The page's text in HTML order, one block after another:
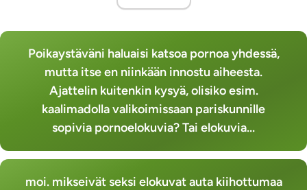
Poikaystäväni haluaisi katsoa pornoa yhdessä,
mutta itse en niinkään innostu aiheesta.
Ajattelin kuitenkin kysyä, olisiko esim.
kaalimadolla valikoimissaan pariskunnille
sopivia pornoelokuvia? Tai elokuvia...
moi. mikseivät seksi elokuvat auta kiihottumaa